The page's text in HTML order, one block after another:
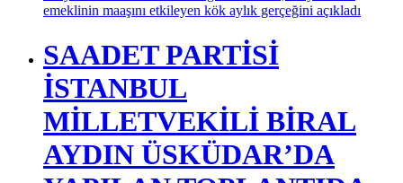
Sosyal Güvenlik Uzmanı Özgür Erdursun, milyonlarca
emeklinin maaşını etkileyen kök aylık gerçeğini açıkladı
SAADET PARTİSİ
İSTANBUL